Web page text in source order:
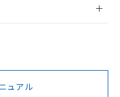
登録
く前に、以下を必ずお読
ュアル